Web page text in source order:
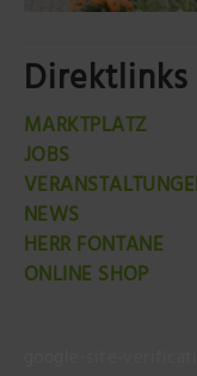
Direktlinks
MARKTPLATZ
JOBS
NEWS
HERR FONTANE
ONLINE SHOP